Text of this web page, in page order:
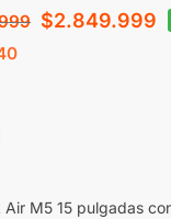
$2.849.999
M5 15 pulgadas